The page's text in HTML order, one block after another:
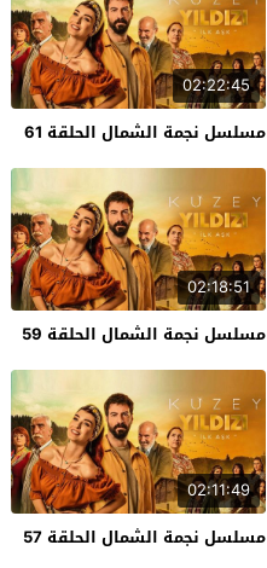
02:22:45
مسلسل نجمة الشمال الحلقة 61
02:18:51
مسلسل نجمة الشمال الحلقة 59
02:11:49
مسلسل نجمة الشمال الحلقة 57